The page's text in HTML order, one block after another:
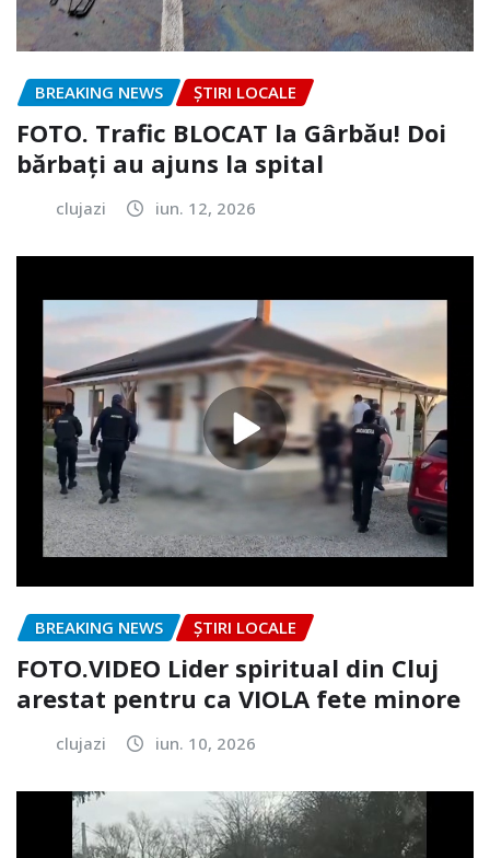
BREAKING NEWS ȘTIRI LOCALE
FOTO. Trafic BLOCAT la Gârbău! Doi
bărbați au ajuns la spital
clujazi iun. 12, 2026
BREAKING NEWS ȘTIRI LOCALE
FOTO.VIDEO Lider spiritual din Cluj
arestat pentru ca VIOLA fete minore
clujazi iun. 10, 2026